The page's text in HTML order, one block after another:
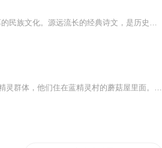
共读中华经典，聆听古诗书韵。中华五千年的悠久历史，孕育了底蕴深厚的民族文化。源远流长的经典诗文，是历史长河中经久不衰的瑰宝。诗的语言，典藏着五千年悠久的历史文化。诗的声音，演绎着不朽历史的风骨铿锵。诵读经典，我们寻找万里河山的广阔。对话...
蓝精灵是一群由100多个深蓝色肤色、三个苹果高的人形小生物所组成的精灵群体，他们住在蓝精灵村的蘑菇屋里面。543岁高龄的蓝爸爸是整个集体的领导者。他们的生活原本该是完美的，但是恶棍格格巫出现了。 他是一个坏巫师，整天想方设法抓这些小精灵。格格巫的宠物阿兹猫也很讨厌，总是想把蓝精灵当点心吃。 蓝爸爸、蓝妹妹、聪聪、蓝蓝、笨笨、乐乐，每到提到这部片子，一个个可爱蓝精灵的形象就会活灵活现于我们眼前，爱做蛋糕的蓝精灵，有爱吹小号的蓝精灵，有爱照镜子的蓝精灵，有爱做木匠的蓝精灵，性格各异的蓝精灵与邪恶的魔法师格格巫及他的坏猫阿兹猫之间展开了一次又一次的较量。